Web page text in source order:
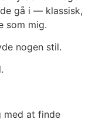
gå i — klassisk,
som mig.
nogen stil.
med at finde